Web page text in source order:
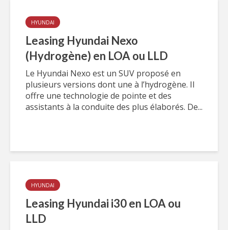
HYUNDAI
Leasing Hyundai Nexo
(Hydrogène) en LOA ou LLD
Le Hyundai Nexo est un SUV proposé en
plusieurs versions dont une à l’hydrogène. Il
offre une technologie de pointe et des
assistants à la conduite des plus élaborés. De...
HYUNDAI
Leasing Hyundai i30 en LOA ou
LLD